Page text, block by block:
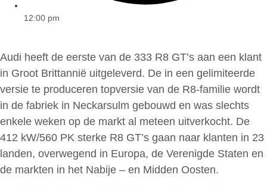
12:00 pm
Audi heeft de eerste van de 333 R8 GT’s aan een klant
in Groot Brittannië uitgeleverd. De in een gelimiteerde
versie te produceren topversie van de R8-familie wordt
in de fabriek in Neckarsulm gebouwd en was slechts
enkele weken op de markt al meteen uitverkocht. De
412 kW/560 PK sterke R8 GT’s gaan naar klanten in 23
landen, overwegend in Europa, de Verenigde Staten en
de markten in het Nabije – en Midden Oosten.